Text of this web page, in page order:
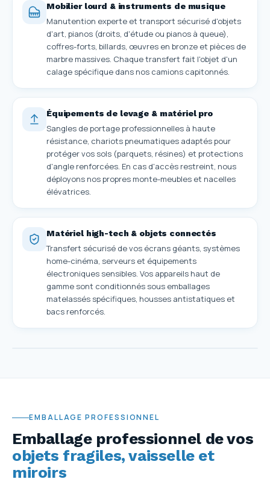
Mobilier lourd & instruments de musique
Manutention experte et transport sécurisé d'objets
d'art, pianos (droits, d'étude ou pianos à queue),
coffres-forts, billards, œuvres en bronze et pièces de
marbre massives. Chaque transfert fait l'objet d'un
calage spécifique dans nos camions capitonnés.
Équipements de levage & matériel pro
Sangles de portage professionnelles à haute
résistance, chariots pneumatiques adaptés pour
protéger vos sols (parquets, résines) et protections
d'angle renforcées. En cas d'accès restreint, nous
déployons nos propres monte-meubles et nacelles
élévatrices.
Matériel high-tech & objets connectés
Transfert sécurisé de vos écrans géants, systèmes
home-cinéma, serveurs et équipements
électroniques sensibles. Vos appareils haut de
gamme sont conditionnés sous emballages
matelassés spécifiques, housses antistatiques et
bacs renforcés.
EMBALLAGE PROFESSIONNEL
Emballage professionnel de vos
objets fragiles, vaisselle et
miroirs